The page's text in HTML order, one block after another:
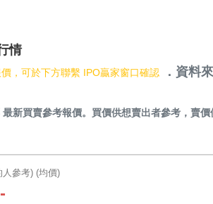
情
，可於下方聯繫 IPO贏家窗口確認
．資料
最新買賣參考報價。買價供想賣出者參考，賣
人參考) (均價)
-